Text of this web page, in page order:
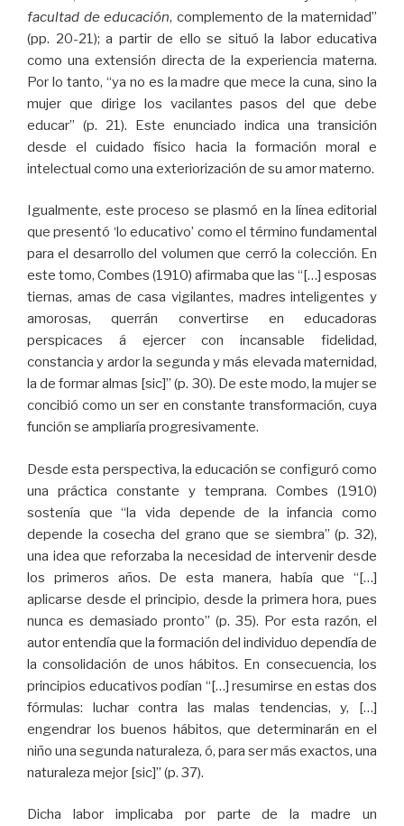
facultad de educación, complemento de la maternidad”
(pp. 20-21); a partir de ello se situó la labor educativa
como una extensión directa de la experiencia materna.
Por lo tanto, “ya no es la madre que mece la cuna, sino la
mujer que dirige los vacilantes pasos del que debe
educar” (p. 21). Este enunciado indica una transición
desde el cuidado físico hacia la formación moral e
intelectual como una exteriorización de su amor materno.
Igualmente, este proceso se plasmó en la línea editorial
que presentó ‘lo educativo’ como el término fundamental
para el desarrollo del volumen que cerró la colección. En
este tomo, Combes (1910) afirmaba que las “[…] esposas
tiernas, amas de casa vigilantes, madres inteligentes y
amorosas, querrán convertirse en educadoras
perspicaces á ejercer con incansable fidelidad,
constancia y ardor la segunda y más elevada maternidad,
la de formar almas [sic]” (p. 30). De este modo, la mujer se
concibió como un ser en constante transformación, cuya
función se ampliaría progresivamente.
Desde esta perspectiva, la educación se configuró como
una práctica constante y temprana. Combes (1910)
sostenía que “la vida depende de la infancia como
depende la cosecha del grano que se siembra” (p. 32),
una idea que reforzaba la necesidad de intervenir desde
los primeros años. De esta manera, había que “[…]
aplicarse desde el principio, desde la primera hora, pues
nunca es demasiado pronto” (p. 35). Por esta razón, el
autor entendía que la formación del individuo dependía de
la consolidación de unos hábitos. En consecuencia, los
principios educativos podían “[…] resumirse en estas dos
fórmulas: luchar contra las malas tendencias, y, […]
engendrar los buenos hábitos, que determinarán en el
niño una segunda naturaleza, ó, para ser más exactos, una
naturaleza mejor [sic]” (p. 37).
Dicha labor implicaba por parte de la madre un